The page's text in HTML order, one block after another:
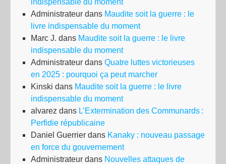
Administrateur dans Maudite soit la guerre : le
livre indispensable du moment
Marc J. dans Maudite soit la guerre : le livre
indispensable du moment
Administrateur dans Quatre luttes victorieuses
en 2025 : pourquoi ça peut marcher
Kinski dans Maudite soit la guerre : le livre
indispensable du moment
alvarez dans L’Extermination des Communards :
Perfidie républicaine
Daniel Guerrier dans Kanaky : nouveau passage
en force du gouvernement
Administrateur dans Nouvelles attaques de